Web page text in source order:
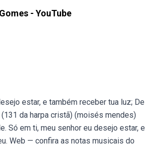
- YouTube
estar, e também receber tua luz; De
da harpa cristã) (moisés mendes)
Só em ti, meu senhor eu desejo estar, e
Web — confira as notas musicais do